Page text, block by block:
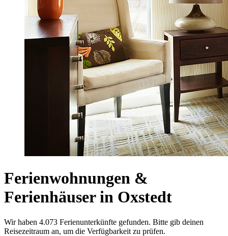
Ferienwohnungen &
Ferienhäuser in Oxstedt
Wir haben 4.073 Ferienunterkünfte gefunden. Bitte gib deinen
Reisezeitraum an, um die Verfügbarkeit zu prüfen.